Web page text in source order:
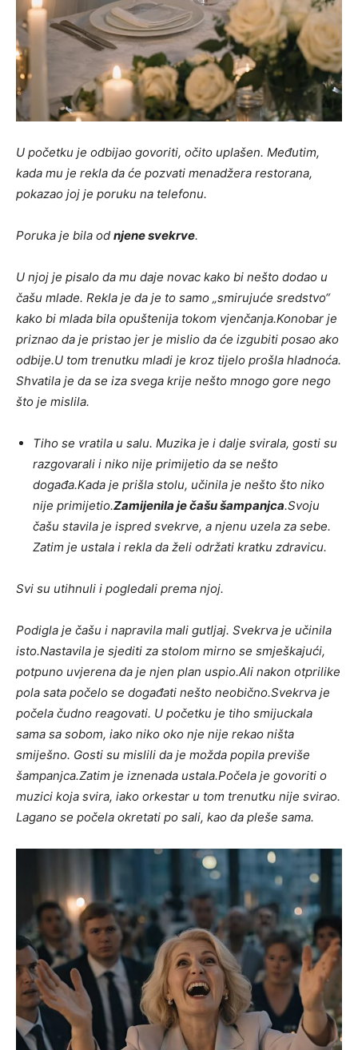
U početku je odbijao govoriti, očito uplašen. Međutim,
kada mu je rekla da će pozvati menadžera restorana,
pokazao joj je poruku na telefonu.
Poruka je bila od njene svekrve.
U njoj je pisalo da mu daje novac kako bi nešto dodao u
čašu mlade. Rekla je da je to samo „smirujuće sredstvo“
kako bi mlada bila opuštenija tokom vjenčanja.Konobar je
priznao da je pristao jer je mislio da će izgubiti posao ako
odbije.U tom trenutku mladi je kroz tijelo prošla hladnoća.
Shvatila je da se iza svega krije nešto mnogo gore nego
što je mislila.
Tiho se vratila u salu. Muzika je i dalje svirala, gosti su
razgovarali i niko nije primijetio da se nešto
događa.Kada je prišla stolu, učinila je nešto što niko
nije primijetio.Zamijenila je čašu šampanjca.Svoju
čašu stavila je ispred svekrve, a njenu uzela za sebe.
Zatim je ustala i rekla da želi održati kratku zdravicu.
Svi su utihnuli i pogledali prema njoj.
Podigla je čašu i napravila mali gutljaj. Svekrva je učinila
isto.Nastavila je sjediti za stolom mirno se smješkajući,
potpuno uvjerena da je njen plan uspio.Ali nakon otprilike
pola sata počelo se događati nešto neobično.Svekrva je
počela čudno reagovati. U početku je tiho smijuckala
sama sa sobom, iako niko oko nje nije rekao ništa
smiješno. Gosti su mislili da je možda popila previše
šampanjca.Zatim je iznenada ustala.Počela je govoriti o
muzici koja svira, iako orkestar u tom trenutku nije svirao.
Lagano se počela okretati po sali, kao da pleše sama.